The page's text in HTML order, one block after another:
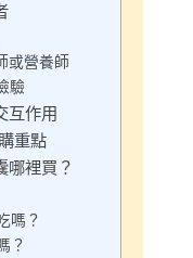
或營養師
驗
互作用
重點
哪裡買？
嗎？
？